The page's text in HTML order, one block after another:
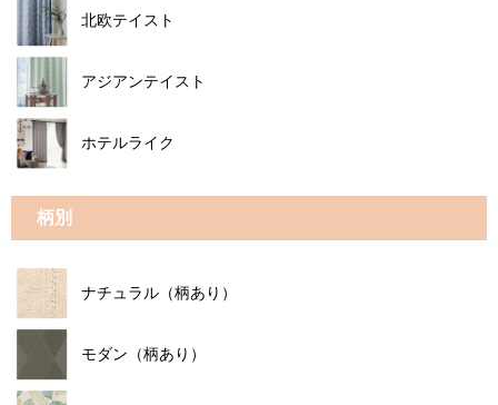
北欧テイスト
アジアンテイスト
ホテルライク
柄別
ナチュラル（柄あり）
モダン（柄あり）